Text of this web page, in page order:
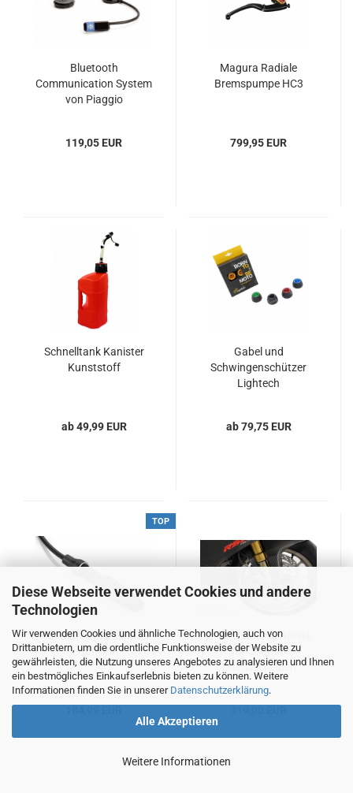
Diese Webseite verwendet Cookies und andere
Technologien
Wir verwenden Cookies und ähnliche Technologien, auch von
Drittanbietern, um die ordentliche Funktionsweise der Website zu
gewährleisten, die Nutzung unseres Angebotes zu analysieren und Ihnen
ein bestmögliches Einkaufserlebnis bieten zu können. Weitere
Informationen finden Sie in unserer Datenschutzerklärung.
Alle Akzeptieren
Weitere Informationen
Bluetooth
Communication System
von Piaggio
119,05 EUR
Magura Radiale
Bremspumpe HC3
799,95 EUR
Schnelltank Kanister
Kunststoff
ab 49,99 EUR
Gabel und
Schwingenschützer
Lightech
ab 79,75 EUR
TOP
Rizoma Blinker VISION
Lauflicht
Bremskühlung Aprilia
für 330mm
Bremsscheiben